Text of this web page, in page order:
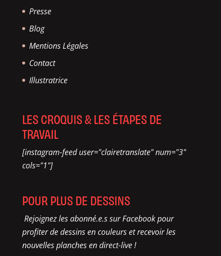
Presse
Blog
Mentions Légales
Contact
Illustratrice
LES CROQUIS & LES ÉTAPES DE
TRAVAIL
[instagram-feed user="clairetranslate" num="3"
cols="1"]
POUR PLUS DE DESSINS
Rejoignez les abonné.e.s sur Facebook pour
profiter de dessins en couleurs et recevoir les
nouvelles planches en direct-live !